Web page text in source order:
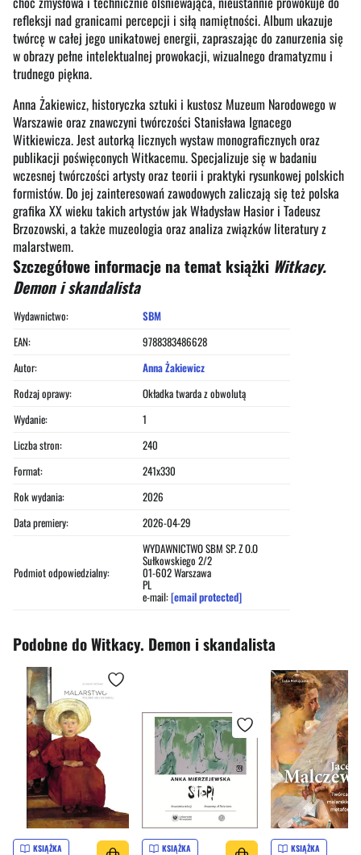
refleksji nad granicami percepcji i siłą namiętności. Album ukazuje
twórcę w całej jego unikatowej energii, zapraszając do zanurzenia się
w obrazy pełne intelektualnej prowokacji, wizualnego dramatyzmu i
trudnego piękna.
Anna Żakiewicz, historyczka sztuki i kustosz Muzeum Narodowego w
Warszawie oraz znawczyni twórczości Stanisława Ignacego
Witkiewicza. Jest autorką licznych wystaw monograficznych oraz
publikacji poświęconych Witkacemu. Specjalizuje się w badaniu
wczesnej twórczości artysty oraz teorii i praktyki rysunkowej polskich
formistów. Do jej zainteresowań zawodowych zaliczają się też polska
grafika XX wieku takich artystów jak Władysław Hasior i Tadeusz
Brzozowski, a także muzeologia oraz analiza związków literatury z
malarstwem.
Szczegółowe informacje na temat książki Witkacy.
Demon i skandalista
Wydawnictwo:
SBM
EAN:
9788383486628
Autor:
Anna Żakiewicz
Rodzaj oprawy:
Okładka twarda z obwolutą
Wydanie:
1
Liczba stron:
240
Format:
241x330
Rok wydania:
2026
Data premiery:
2026-04-29
Podmiot odpowiedzialny:
WYDAWNICTWO SBM SP. Z O.O
Sułkowskiego 2/2
01-602 Warszawa
PL
e-mail:[email protected]
Podobne do Witkacy. Demon i skandalista
KSIĄŻKA KSIĄŻKA KSIĄŻKA